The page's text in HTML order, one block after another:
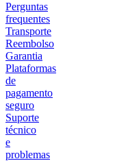
Perguntas
frequentes
Transporte
Reembolso
Garantia
Plataformas
de
pagamento
seguro
Suporte
técnico
e
problemas